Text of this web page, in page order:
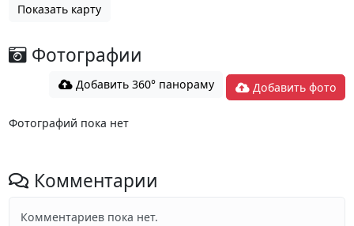
Показать карту
Фотографии
Добавить 360° панораму Добавить фото
Фотографий пока нет
Комментарии
Комментариев пока нет.